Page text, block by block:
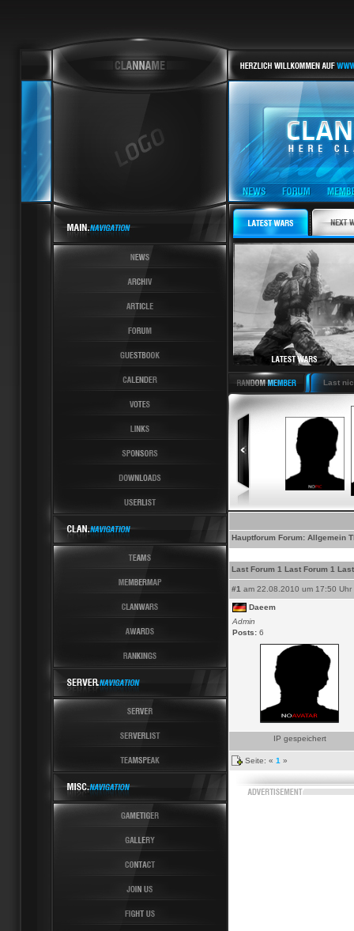
Latest News 6 Latest Last nicht
Hauptforum Forum: Allgemein
Last Forum 1 Last Forum 1
#1 am 22.08.2010 um 17:50 Uhr
Daeem
Admin
Posts: 6
IP gespeichert
Seite: « 1 »